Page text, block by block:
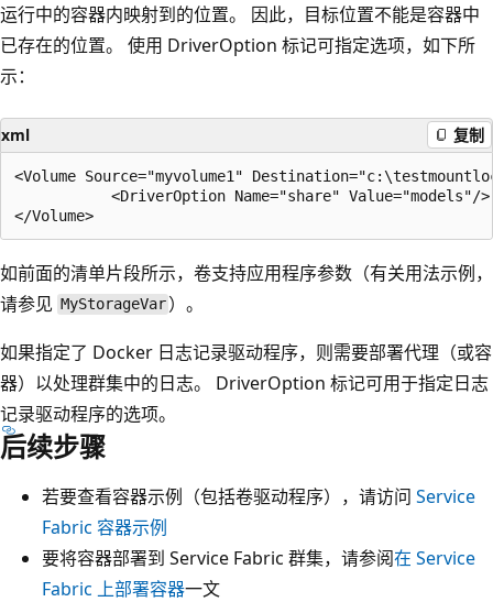
运行中的容器内映射到的位置。 因此，目标位置不能是容器中
已存在的位置。 使用 DriverOption 标记可指定选项，如下所
示：
xml 复制
<Volume Source="myvolume1"
           <DriverOption Name="share" Value="models"/>
如前面的清单片段所示，卷支持应用程序参数（有关用法示例，
请参见 MyStorageVar ）。
如果指定了 Docker 日志记录驱动程序，则需要部署代理（或容
器）以处理群集中的日志。 DriverOption 标记可用于指定日志
记录驱动程序的选项。
后续步骤
若要查看容器示例（包括卷驱动程序），请访问 Service
Fabric 容器示例
要将容器部署到 Service Fabric 群集，请参阅在 Service
Fabric 上部署容器一文